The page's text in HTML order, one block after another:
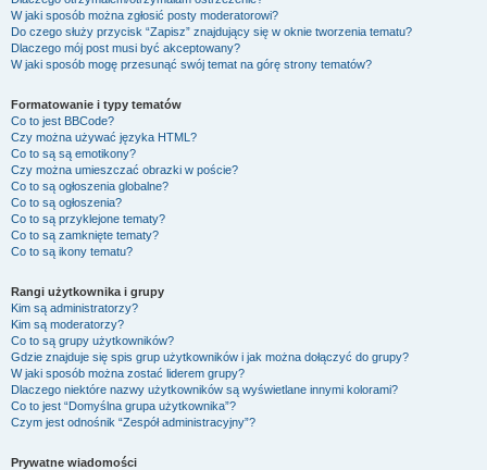
W jaki sposób można zgłosić posty moderatorowi?
Do czego służy przycisk “Zapisz” znajdujący się w oknie tworzenia tematu?
Dlaczego mój post musi być akceptowany?
W jaki sposób mogę przesunąć swój temat na górę strony tematów?
Formatowanie i typy tematów
Co to jest BBCode?
Czy można używać języka HTML?
Co to są są emotikony?
Czy można umieszczać obrazki w poście?
Co to są ogłoszenia globalne?
Co to są ogłoszenia?
Co to są przyklejone tematy?
Co to są zamknięte tematy?
Co to są ikony tematu?
Rangi użytkownika i grupy
Kim są administratorzy?
Kim są moderatorzy?
Co to są grupy użytkowników?
Gdzie znajduje się spis grup użytkowników i jak można dołączyć do grupy?
W jaki sposób można zostać liderem grupy?
Dlaczego niektóre nazwy użytkowników są wyświetlane innymi kolorami?
Co to jest “Domyślna grupa użytkownika”?
Czym jest odnośnik “Zespół administracyjny”?
Prywatne wiadomości